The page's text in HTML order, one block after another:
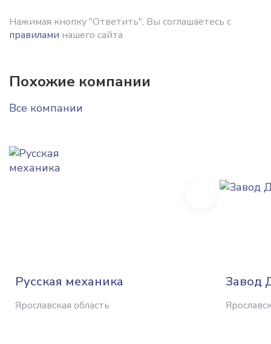
Нажимая кнопку "Ответить", Вы соглашаетесь с
правилами нашего сайта
Похожие компании
Все компании
Русская механика
Ярославская область
Завод
Next